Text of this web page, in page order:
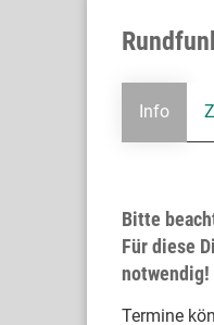
Info
Bitte
Für diese
notwendig!
Termine